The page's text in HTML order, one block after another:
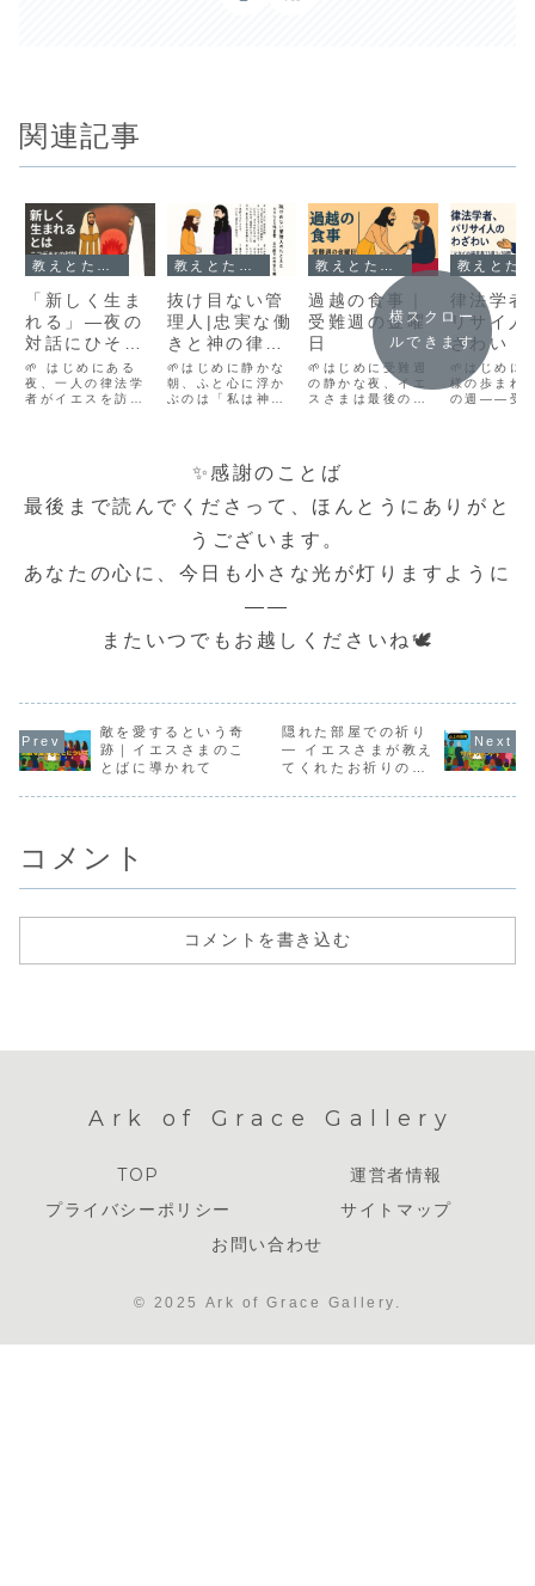
関連記事
教えとたとえ話｜心に届くことば
「新しく生ま
れる」―夜の
対話にひそむ
光
🌱 はじめにある
夜、一人の律法学
者がイエスを訪ね
すか？」イエスは
れなければ、神の
国を見ることはで
教えとたとえ話｜心に届くことば
抜け目ない管
理人|忠実な働
きと神の律法
の前に（ルカ
の福音書16章
1-18節）
🌱はじめに静かな
朝、ふと心に浮か
ぶのは「私は神の
書16章では、イエ
ス様が「抜け目な
えを語られ、さら
真理について教え
ておられます。こ
の箇所を読むと、
見えない御国の
教えとたとえ話｜心に届くことば
過越の食事｜
受難週の金曜
日
🌱はじめに受難週
の静かな夜、イエ
スさまは最後の晩
深い愛と静けさを
き、杯を渡し、弟
れた主。この記事
では、過越の食事
をめぐる出来事
を、7つの場面に
律法学者
リサイ人
ざわい｜
イの福
章1－39
🌱はじめに
様の歩まれ
の週――受
イエス様に
の前に立ち
学者とパリ
横スクロー
ルできます
✨感謝のことば
最後まで読んでくださって、ほんとうにありがと
うございます。
あなたの心に、今日も小さな光が灯りますように
――
またいつでもお越しくださいね🕊️
敵を愛するという奇
跡｜イエスさまのこ
とばに導かれて
隠れた部屋での祈り
― イエスさまが教え
てくれたお祈りのこ
コメント
コメントを書き込む
Ark of Grace Gallery
TOP
運営者情報
プライバシーポリシー
サイトマップ
お問い合わせ
© 2025 Ark of Grace Gallery.